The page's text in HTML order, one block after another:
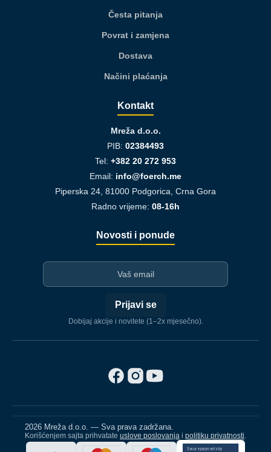
Česta pitanja
Povrat i zamjena
Dostava
Načini plaćanja
Kontakt
Mreža d.o.o.
PIB: 02384493
Tel: +382 20 272 953
Email: info@foerch.me
Piperska 24, 81000 Podgorica, Crna Gora
Radno vrijeme: 08-16h
Novosti i ponude
Prijavi se
Dobijaj akcije i novitete (1–2x mjesečno).
2026 Mreža d.o.o. — Sva prava zadržana.
Korišćenjem sajta prihvatate uslove poslovanja i politiku privatnosti.